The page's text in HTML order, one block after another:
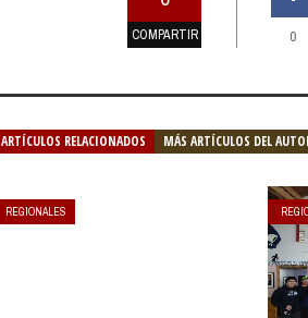
COMPARTIR 0
ARTÍCULOS RELACIONADOS MÁS ARTÍCULOS DEL
REGIONALES